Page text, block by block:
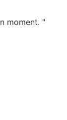
moment. "